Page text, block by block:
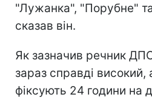
"Лужанка", "Порубне"
сказав він.
Як зазначив речник
зараз справді високий,
фіксують 24 години на